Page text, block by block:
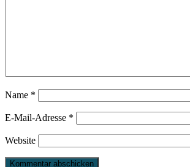
Name *
E-Mail-Adresse *
Website